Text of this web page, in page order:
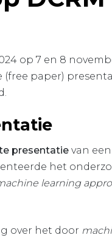
op 7 en 8
(free paper)
presentatie van een
het
learning
over het door